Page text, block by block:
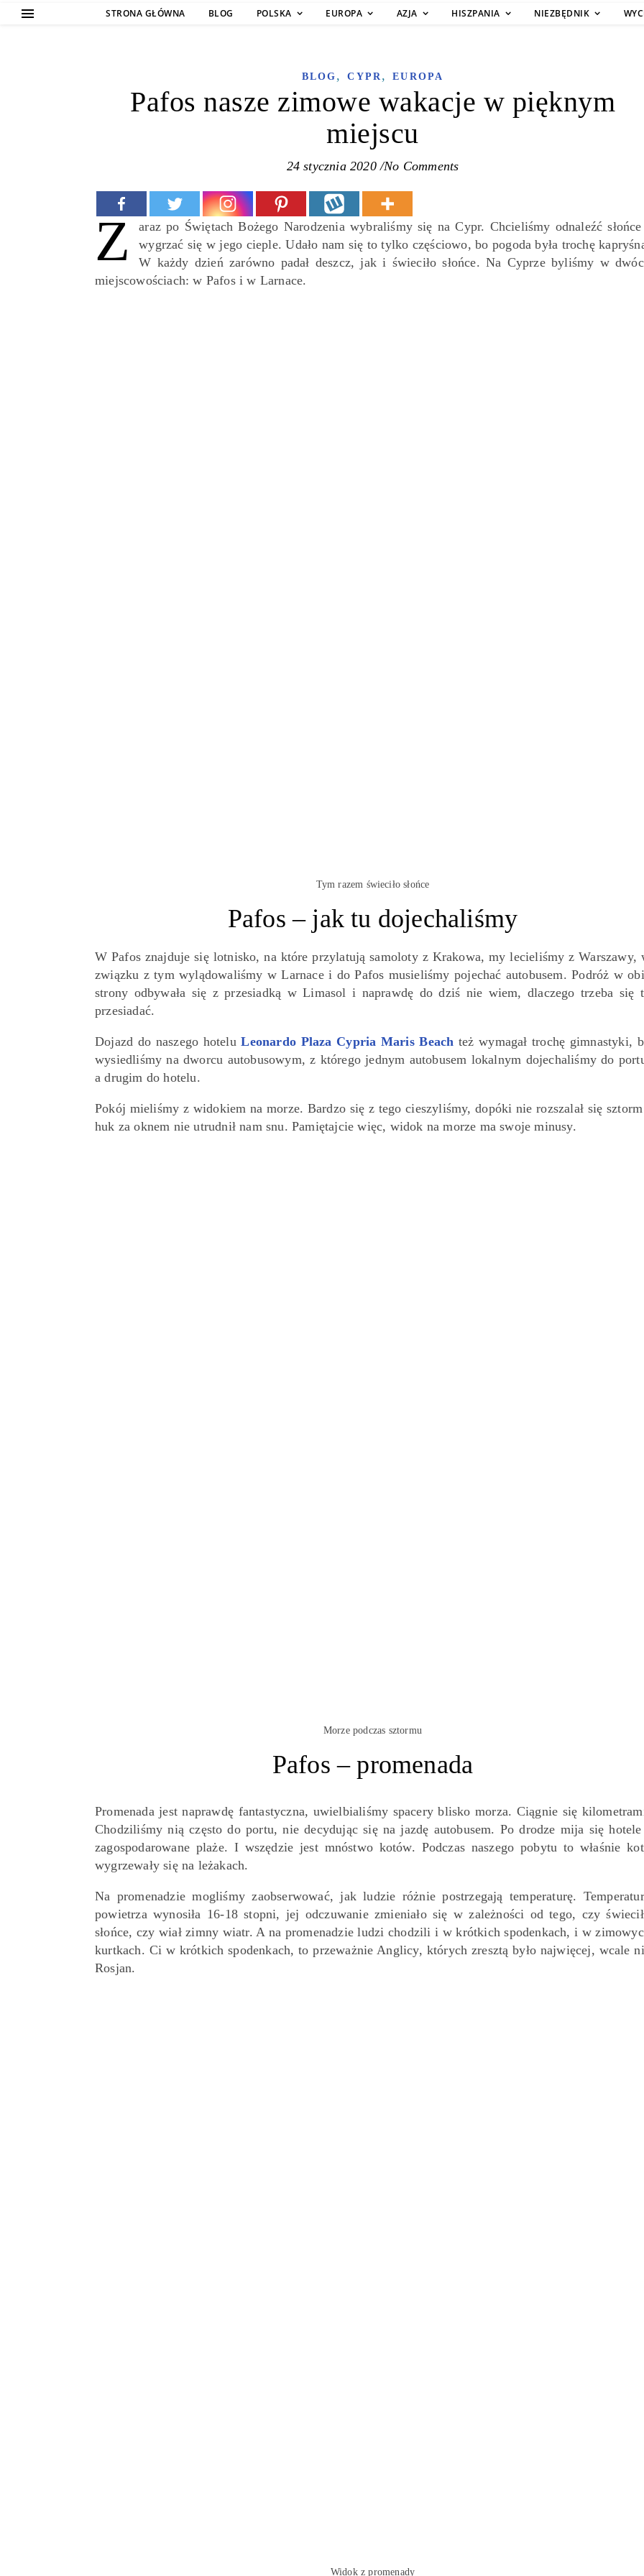
STRONA GŁÓWNA BLOG POLSKA EUROPA AZJA HISZPANIA NIEZBĘDNIK
BLOG ,CYPR,EUROPA
Pafos nasze zimowe wakacje w pięknym
miejscu
24 stycznia 2020 /No Comments
Z
araz po Świętach Bożego Narodzenia wybraliśmy się na Cypr. Chcieliśmy odnaleźć
wygrzać się w jego cieple. Udało nam się to tylko częściowo, bo pogoda była trochę
W każdy dzień zarówno padał deszcz, jak i świeciło słońce. Na Cyprze byliśmy w
miejscowościach: w Pafos i w Larnace.
Tym razem świeciło słońce
Pafos – jak tu dojechaliśmy
W Pafos znajduje się lotnisko, na które przylatują samoloty z Krakowa, my lecieliśmy z Warszawy,
związku z tym wylądowaliśmy w Larnace i do Pafos musieliśmy pojechać autobusem. Podróż w
strony odbywała się z przesiadką w Limasol i naprawdę do dziś nie wiem, dlaczego trzeba się
przesiadać.
Dojazd do naszego hoteluLeonardo Plaza Cypria Maris Beach też wymagał trochę gimnastyki,
wysiedliśmy na dworcu autobusowym, z którego jednym autobusem lokalnym dojechaliśmy do
a drugim do hotelu.
Pokój mieliśmy z widokiem na morze. Bardzo się z tego cieszyliśmy, dopóki nie rozszalał się
huk za oknem nie utrudnił nam snu. Pamiętajcie więc, widok na morze ma swoje minusy.
Morze podczas sztormu
Pafos – promenada
Promenada jest naprawdę fantastyczna, uwielbialiśmy spacery blisko morza. Ciągnie się
Chodziliśmy nią często do portu, nie decydując się na jazdę autobusem. Po drodze mija się
zagospodarowane plaże. I wszędzie jest mnóstwo kotów. Podczas naszego pobytu to właśnie
wygrzewały się na leżakach.
Na promenadzie mogliśmy zaobserwować, jak ludzie różnie postrzegają temperaturę.
powietrza wynosiła 16-18 stopni, jej odczuwanie zmieniało się w zależności od tego, czy
słońce, czy wiał zimny wiatr. A na promenadzie ludzi chodzili i w krótkich spodenkach, i w
kurtkach. Ci w krótkich spodenkach, to przeważnie Anglicy, których zresztą było najwięcej, wcale
Rosjan.
Widok z promenady